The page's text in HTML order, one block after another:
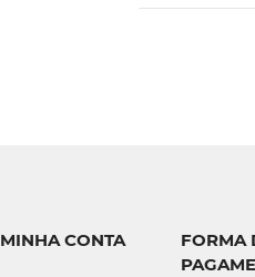
MINHA CONTA
FORMA